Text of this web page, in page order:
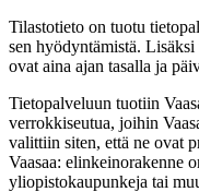
Tilastotieto on tuotu
sen hyödyntämistä.
ovat aina ajan tasalla ja
Tietopalveluun tuotiin
verrokkiseutua, joihin
valittiin siten, että ne ovat
Vaasaa: elinkeinorakenne
yliopistokaupunkeja tai